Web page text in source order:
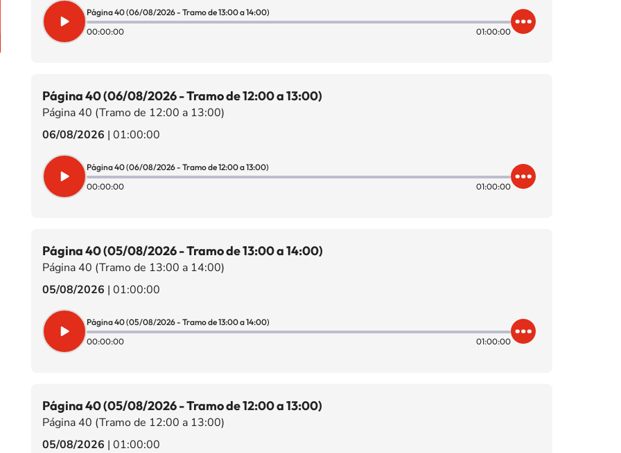
Página 40 (06/08/2026 - Tramo de 13:00 a 14:00)
00:00:00
01:00:00
Página 40 (06/08/2026 - Tramo de 12:00 a 13:00)
Página 40 (Tramo de 12:00 a 13:00)
06/08/2026 | 01:00:00
Página 40 (06/08/2026 - Tramo de 12:00 a 13:00)
00:00:00
01:00:00
Página 40 (05/08/2026 - Tramo de 13:00 a 14:00)
Página 40 (Tramo de 13:00 a 14:00)
05/08/2026 | 01:00:00
Página 40 (05/08/2026 - Tramo de 13:00 a 14:00)
00:00:00
01:00:00
Página 40 (05/08/2026 - Tramo de 12:00 a 13:00)
Página 40 (Tramo de 12:00 a 13:00)
05/08/2026 | 01:00:00